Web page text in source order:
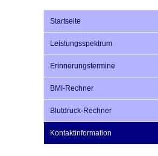
Startseite
Leistungsspektrum
Erinnerungstermine
BMI-Rechner
Blutdruck-Rechner
Kontaktinformation